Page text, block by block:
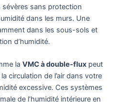
sans protection
dans les murs. Une
dans les sous-sols et
d’humidité.
laVMC à double-flux peut
circulation de l’air dans votre
excessive. Ces systèmes
de l’humidité intérieure en